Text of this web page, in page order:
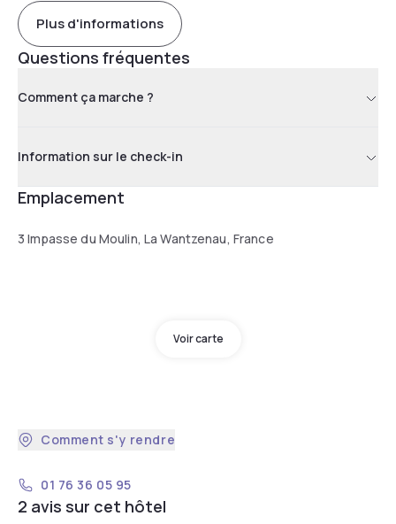
Plus d'informations
Questions fréquentes
Comment ça marche ?
Information sur le check-in
Emplacement
3 Impasse du Moulin, La Wantzenau, France
Voir carte
Comment s'y rendre
01 76 36 05 95
2 avis sur cet hôtel